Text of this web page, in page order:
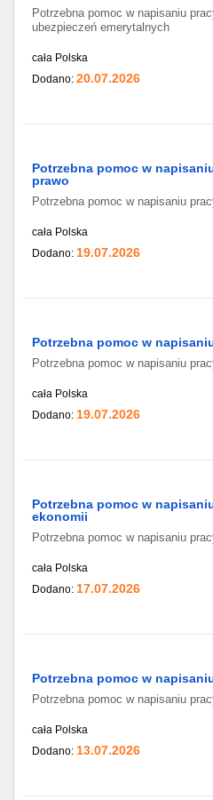
Potrzebna pomoc w napisaniu
ubezpieczeń emerytalnych
cała Polska
Dodano: 20.07.2026
Potrzebna pomoc w
prawo
Potrzebna pomoc w napisaniu
cała Polska
Dodano: 19.07.2026
Potrzebna pomoc w
Potrzebna pomoc w napisaniu
cała Polska
Dodano: 19.07.2026
Potrzebna pomoc w
ekonomii
Potrzebna pomoc w napisaniu
cała Polska
Dodano: 17.07.2026
Potrzebna pomoc w
Potrzebna pomoc w napisaniu
cała Polska
Dodano: 13.07.2026